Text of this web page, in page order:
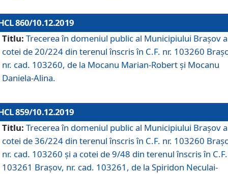
860/10.12.2019
Titlu: Trecerea în domeniul public al Municipiului Braşov a
cotei de 20/224 din terenul înscris în C.F. nr. 103260
nr. cad. 103260, de la Mocanu Marian-Robert și Mocanu
Daniela-Alina.
859/10.12.2019
Titlu: Trecerea în domeniul public al Municipiului Braşov a
cotei de 36/224 din terenul înscris în C.F. nr. 103260
nr. cad. 103260 și a cotei de 9/48 din terenul înscris în
103261 Brașov, nr. cad. 103261, de la Spiridon Neculai-